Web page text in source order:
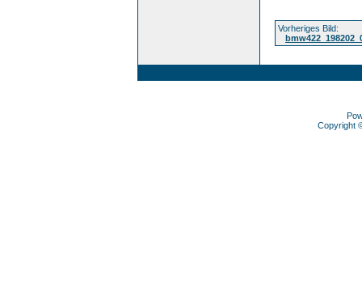
Vorheriges Bild:
Copyright